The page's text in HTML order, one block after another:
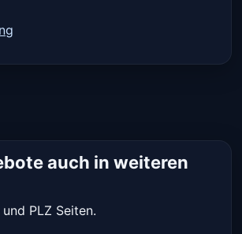
auch in weiteren
PLZ Seiten.